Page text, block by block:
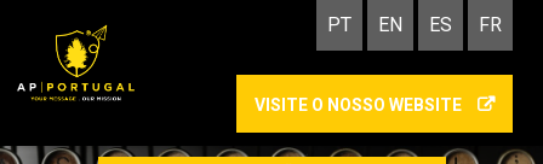
PT EN ES FR
VISITE O NOSSO WEBSITE